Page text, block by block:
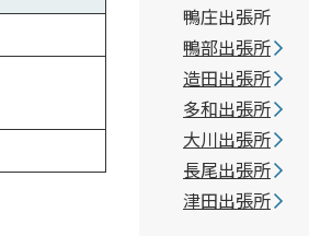
鴨庄出張所
鴨部出張所
造田出張所
多和出張所
大川出張所
長尾出張所
津田出張所